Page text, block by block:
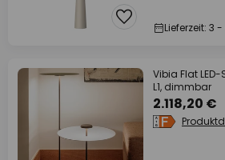
Lieferzeit: 3
Vibia Flat
L1, dimmbar
2.118,20 €